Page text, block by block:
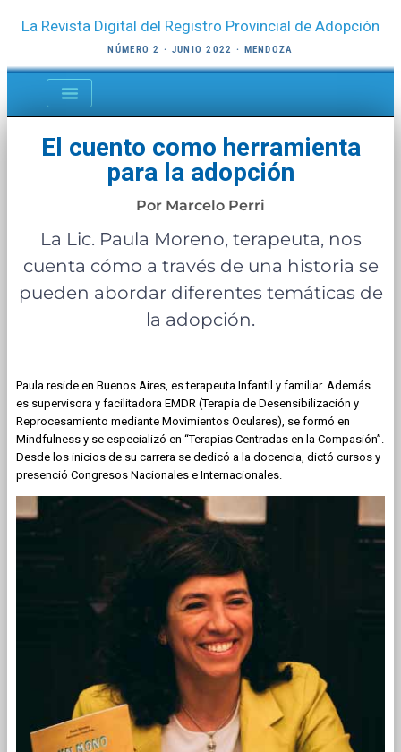
La Revista Digital del Registro Provincial de Adopción
NÚMERO 2 · JUNIO 2022 · MENDOZA
El cuento como herramienta
para la adopción
Por Marcelo Perri
La Lic. Paula Moreno, terapeuta, nos
cuenta cómo a través de una historia se
pueden abordar diferentes temáticas de
la adopción.
Paula reside en Buenos Aires, es terapeuta Infantil y familiar. Además
es supervisora y facilitadora EMDR (Terapia de Desensibilización y
Reprocesamiento mediante Movimientos Oculares), se formó en
Mindfulness y se especializó en “Terapias Centradas en la Compasión”.
Desde los inicios de su carrera se dedicó a la docencia, dictó cursos y
presenció Congresos Nacionales e Internacionales.